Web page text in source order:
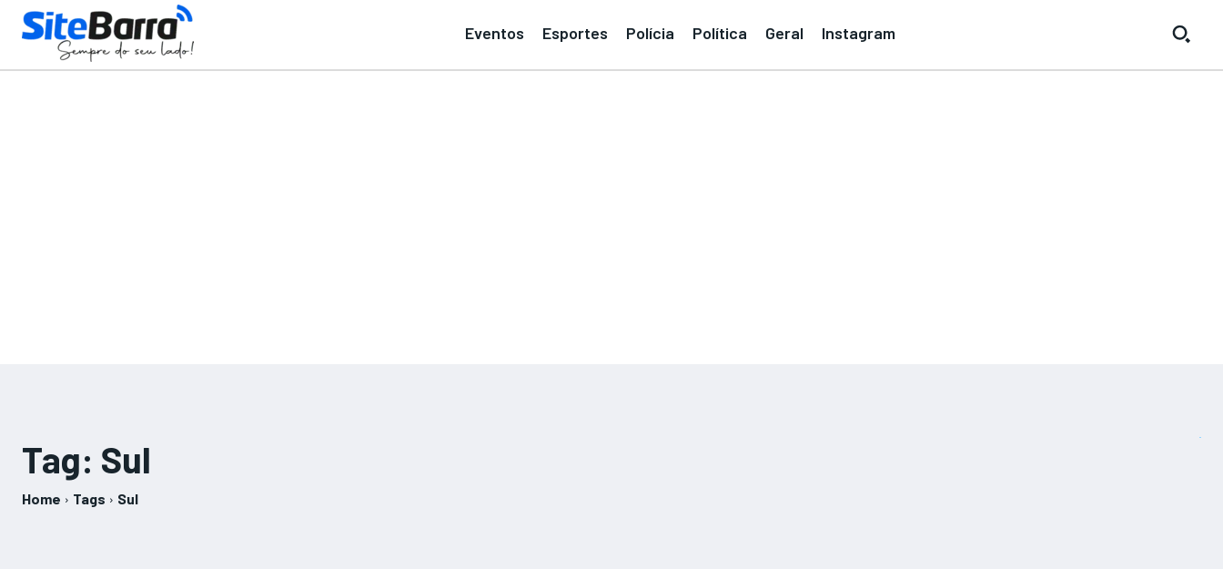
Eventos Esportes Polícia Política Geral Instagram
Tag: Sul
Home Tags Sul